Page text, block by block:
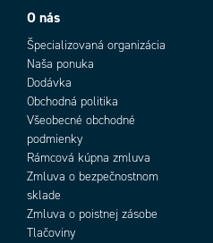
O nás
Špecializovaná organizácia
Naša ponuka
Dodávka
Obchodná politika
Všeobecné obchodné
podmienky
Rámcová kúpna zmluva
Zmluva o bezpečnostnom
sklade
Zmluva o poistnej zásobe
Tlačoviny